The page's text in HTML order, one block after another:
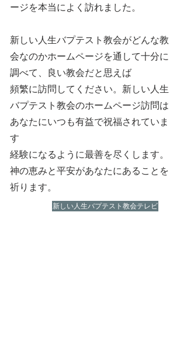
ージを本当によく訪れました。
新しい人生バプテスト教会がどんな教
会なのかホームページを通して十分に
調べて、良い教会だと思えば
頻繁に訪問してください。新しい人生
バプテスト教会のホームページ訪問は
あなたにいつも有益で祝福されていま
す
経験になるように最善を尽くします。
神の恵みと平安があなたにあることを
祈ります。
新しい人生バプテスト教会テレビ